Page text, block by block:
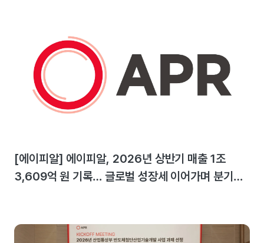
[에이피알] 에이피알, 2026년 상반기 매출 1조
3,609억 원 기록… 글로벌 성장세 이어가며 분기